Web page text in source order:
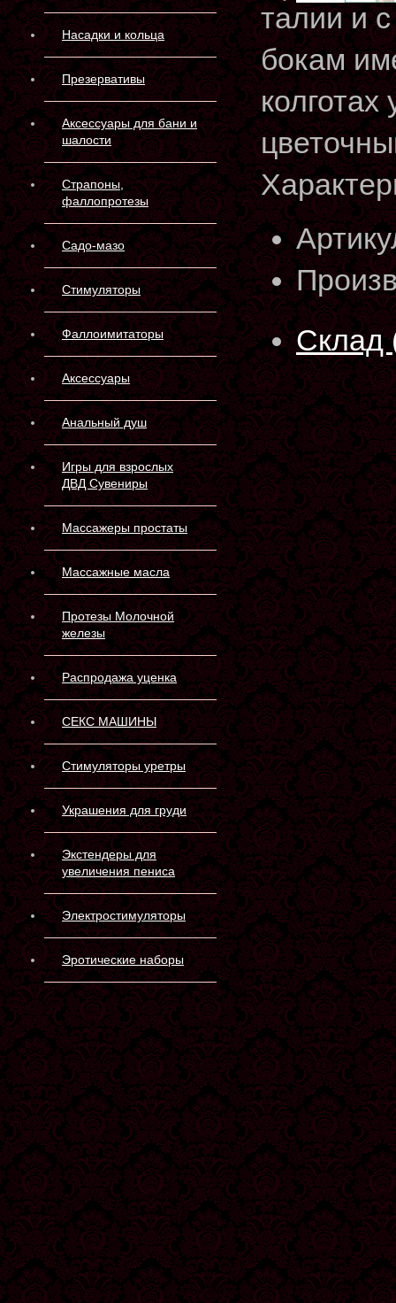
Насадки и кольца
Презервативы
Аксессуары для бани и
шалости
Страпоны,
фаллопротезы
Садо-мазо
Стимуляторы
Фаллоимитаторы
Аксессуары
Анальный душ
Игры для взрослых
ДВД Сувениры
Массажеры простаты
Массажные масла
Протезы Молочной
железы
Распродажа уценка
СЕКС МАШИНЫ
Стимуляторы уретры
Украшения для груди
Экстендеры для
увеличения пениса
Электростимуляторы
Эротические наборы
талии и
бокам
Склад